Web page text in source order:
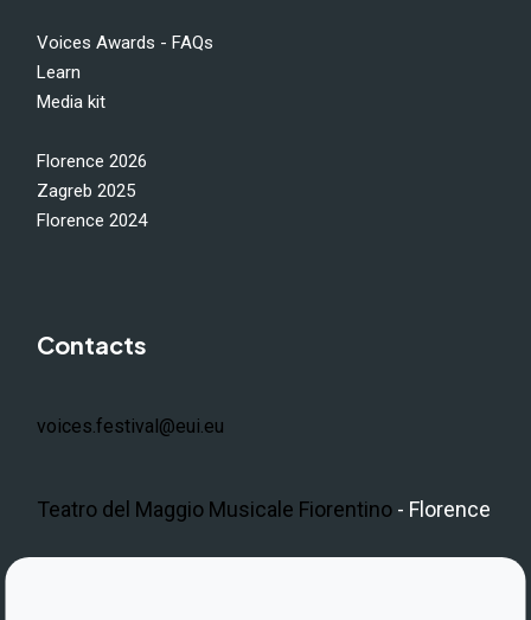
Voices Awards - FAQs
Learn
Media kit
Florence 2026
Zagreb 2025
Florence 2024
Contacts
voices.festival@eui.eu
Teatro del Maggio Musicale Fiorentino - Florence